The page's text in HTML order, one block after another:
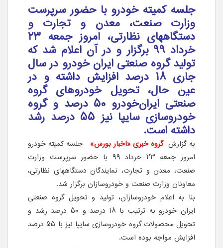
جلسه کمیته خودرو با حضور سرپرست
وزارت صنعت، معدن و تجارت و
دستگاههای نظارتی، امروز جمعه ۲۳
خرداد ۹۹ برگزار و در آن اعلام شد که
تولید گروه صنعتی ایران خودرو در سال
جاری ۱۸ درصد افزایش داشته و در
عین حال، تحویل خودروهای گروه
صنعتی ایران‌خودرو ۵۰ درصد و گروه
خودروسازی سایپا نیز ۵۵ درصد رشد
داشته است.
به گزارش گروه خبری «اخبار بورس» جلسه کمیته خودرو
امروز جمعه ۲۳ خرداد ۹۹ با حضور سرپرست وزارت
صنعت، معدن و تجارت، نمایندگان دستگاههای نظارتی،
معاونان وزارت صنعت و خودروسازان برگزار شد.
بنا به اعلام خودروسازان، تولید و تحویل گروه صنعتی
ایران خودرو به ترتیب با ۱۸ درصد و ۵۰ درصد رشد و
تحویل محصولات گروه خودروسازی سایپا نیز با ۵۵ درصد
افزایش مواجه بوده است.